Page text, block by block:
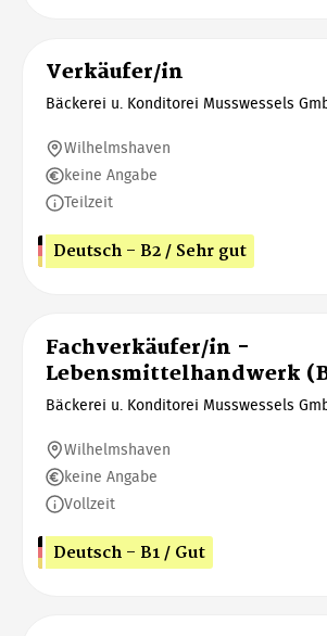
Verkäufer/in
Bäckerei u. Konditorei Musswessels
Wilhelmshaven
keine Angabe
Teilzeit
Deutsch - B2 / Sehr gut
Fachverkäufer/in -
Lebensmittelhandwerk
Bäckerei u. Konditorei Musswessels
Wilhelmshaven
keine Angabe
Vollzeit
Deutsch - B1 / Gut